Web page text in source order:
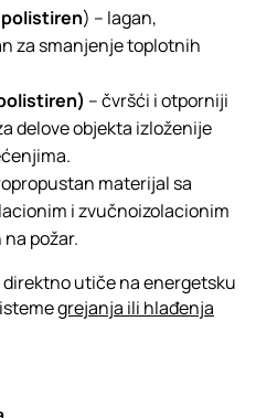
polistiren) – lagan,
za smanjenje toplotnih
– čvršći i otporniji
delove objekta izloženije
materijal sa
i zvučnoizolacionim
požar.
utiče na energetsku
grejanja ili hlađenja